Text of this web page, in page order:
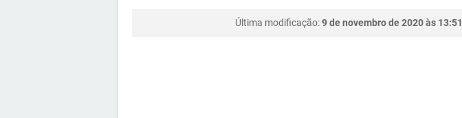
Última modificação:9 de novembro de 2020 às 13:51